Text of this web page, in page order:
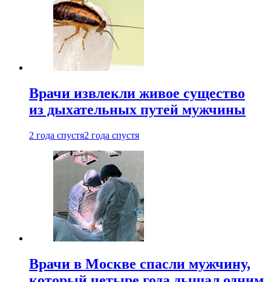
Врачи извлекли живое существо
из дыхательных путей мужчины
2 года спустя2 года спустя
Врачи в Москве спасли мужчину,